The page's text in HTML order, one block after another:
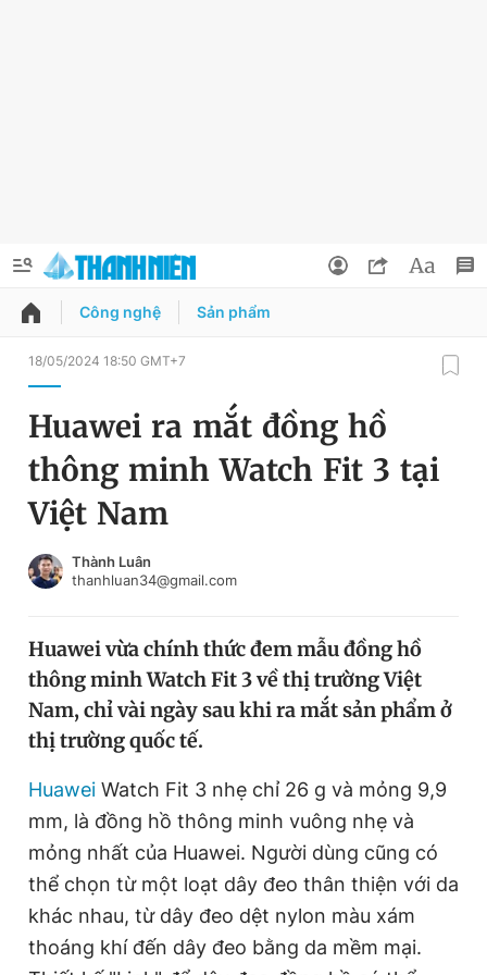
QUẢNG CÁO ĐẶT BÁO
Chuyên mục
Chuyên mục khác
Chào ngày mới
Video Magazine
Tiện ích Bạn cần biết
Thông tin tòa soạn Liên hệ quảng cáo
Đổi mật khẩu
Tin đã lưu
Tin đã xem
Công nghệ Sản phẩm
18/05/2024 18:50 GMT+7
Huawei ra mắt đồng hồ
thông minh Watch Fit 3 tại
Việt Nam
Thành Luân
thanhluan34@gmail.com
Huawei vừa chính thức đem mẫu đồng hồ
thông minh Watch Fit 3 về thị trường Việt
Nam, chỉ vài ngày sau khi ra mắt sản phẩm ở
thị trường quốc tế.
Huawei Watch Fit 3 nhẹ chỉ 26 g và mỏng 9,9
mm, là đồng hồ thông minh vuông nhẹ và
mỏng nhất của Huawei. Người dùng cũng có
thể chọn từ một loạt dây đeo thân thiện với da
khác nhau, từ dây đeo dệt nylon màu xám
thoáng khí đến dây đeo bằng da mềm mại.